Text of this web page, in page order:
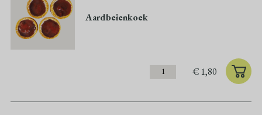
Aardbeienkoek
€ 1,80